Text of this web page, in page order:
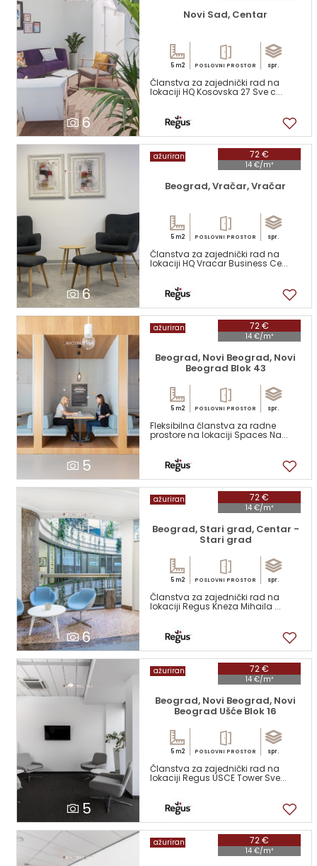
6
Novi Sad, Centar
5 m2 POSLOVNI PROSTOR spr.
Članstva za zajednički rad na
lokaciji HQ Kosovska 27 Sve c...
6
72 €
14 €/m²
ažuriran
Beograd, Vračar, Vračar
5 m2 POSLOVNI PROSTOR spr.
Članstva za zajednički rad na
lokaciji HQ Vracar Business Ce...
5
72 €
14 €/m²
ažuriran
Beograd, Novi Beograd, Novi
Beograd Blok 43
5 m2 POSLOVNI PROSTOR spr.
Fleksibilna članstva za radne
prostore na lokaciji Spaces Na...
6
72 €
14 €/m²
ažuriran
Beograd, Stari grad, Centar -
Stari grad
5 m2 POSLOVNI PROSTOR spr.
Članstva za zajednički rad na
lokaciji Regus Kneza Mihaila ...
5
72 €
14 €/m²
ažuriran
Beograd, Novi Beograd, Novi
Beograd Ušće Blok 16
5 m2 POSLOVNI PROSTOR spr.
Članstva za zajednički rad na
lokaciji Regus USCE Tower Sve...
72 €
14 €/m²
ažuriran